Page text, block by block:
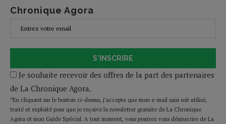
Chronique Agora
S'INSCRIRE
Je souhaite recevoir des offres de la part des partenaires
de La Chronique Agora.
*En cliquant sur le bouton ci-dessus, j’accepte que mon e-mail saisi soit utilisé,
traité et exploité pour que je reçoive la newsletter gratuite de La Chronique
Agora et mon Guide Spécial. A tout moment, vous pourrez vous désinscrire de La